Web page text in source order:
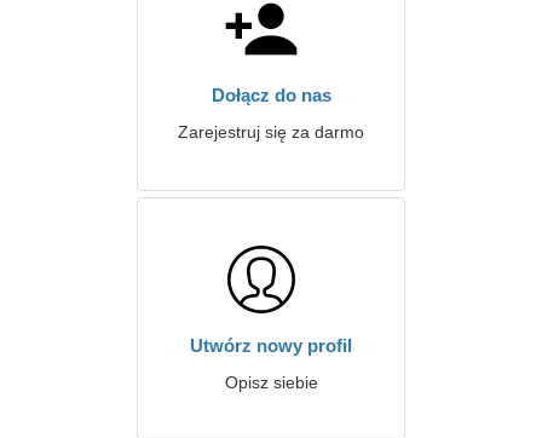
Dołącz do nas
Zarejestruj się za darmo
Utwórz nowy profil
Opisz siebie